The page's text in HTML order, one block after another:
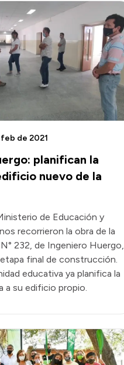
planifican la
nuevo de la
de 2021
de Educación y
recorrieron la obra de la
232, de Ingeniero Huergo,
final de construcción.
educativa ya planifica la
a su edificio propio.